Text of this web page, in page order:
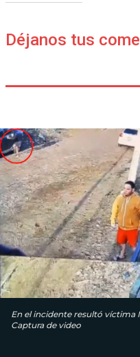
Déjanos tus
En el incidente resultó víctima
Captura de video